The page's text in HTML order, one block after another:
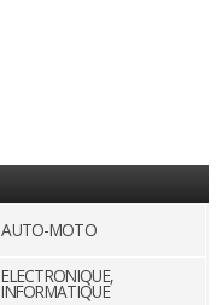
AUTO-MOTO
ELECTRONIQUE,
INFORMATIQUE